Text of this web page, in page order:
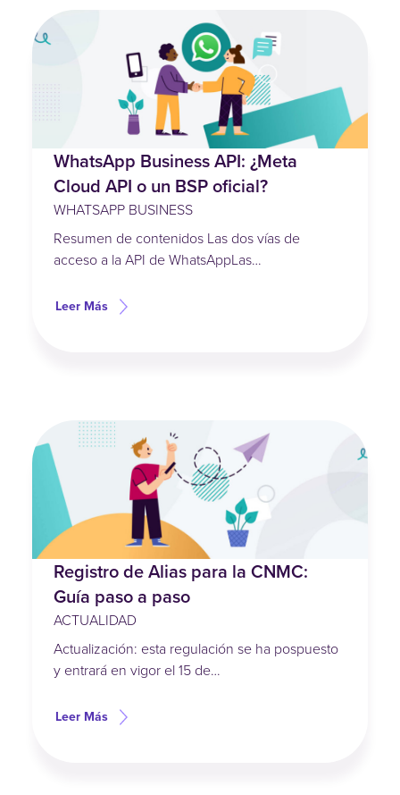
WhatsApp Business API: ¿Meta
Cloud API o un BSP oficial?
WHATSAPP BUSINESS
Resumen de contenidos Las dos vías de
acceso a la API de WhatsAppLas…
Leer Más
Registro de Alias para la CNMC:
Guía paso a paso
ACTUALIDAD
Actualización: esta regulación se ha pospuesto
y entrará en vigor el 15 de…
Leer Más